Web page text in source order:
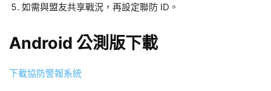
如需與盟友共享戰況，再設定聯防 ID。
Android 公測版下載
下載協防警報系統